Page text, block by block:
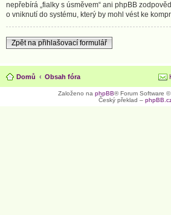
nepřebírá „fialky s úsměvem“ ani phpBB
o vniknutí do systému, který by mohl vést ke
Zpět na přihlašovací formulář
Domů Obsah fóra
Založeno na phpBB® Forum Software
Český překlad –